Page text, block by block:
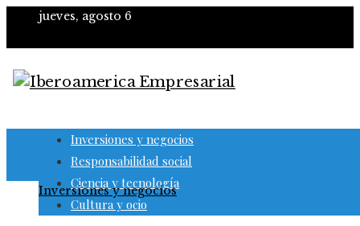
jueves, agosto 6
Inversiones y negocios
Responsabilidad social
Ciencia y tecnología
Cultura y ocio
Inversiones y negocios